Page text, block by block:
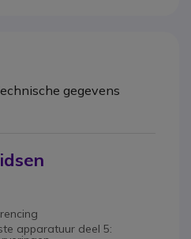
gegevens
apparatuur deel 5: